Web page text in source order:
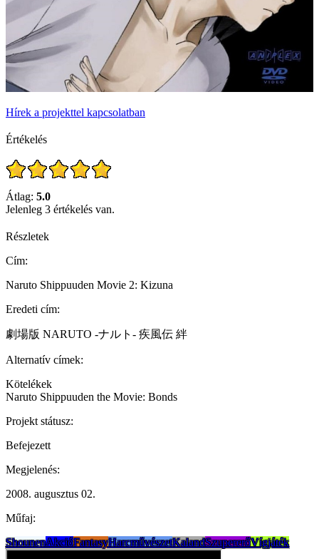
Hírek a projekttel kapcsolatban
Értékelés
Átlag: 5.0
Jelenleg 3 értékelés van.
Részletek
Cím:
Naruto Shippuuden Movie 2: Kizuna
Eredeti cím:
劇場版 NARUTO -ナルト- 疾風伝 絆
Alternatív címek:
Kötelékek
Naruto Shippuuden the Movie: Bonds
Projekt státusz:
Befejezett
Megjelenés:
2008. augusztus 02.
Műfaj:
ShounenAkcióFantasyHarcművészetKalandSzupererőVígjáték